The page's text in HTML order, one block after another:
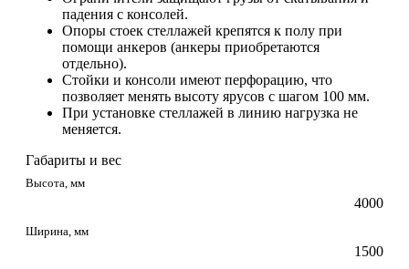
падения с консолей.
Опоры стоек стеллажей крепятся к полу при
помощи анкеров (анкеры приобретаются
отдельно).
Стойки и консоли имеют перфорацию, что
позволяет менять высоту ярусов с шагом 100 мм.
При установке стеллажей в линию нагрузка не
меняется.
Габариты и вес
Высота, мм
4000
Ширина, мм
1500